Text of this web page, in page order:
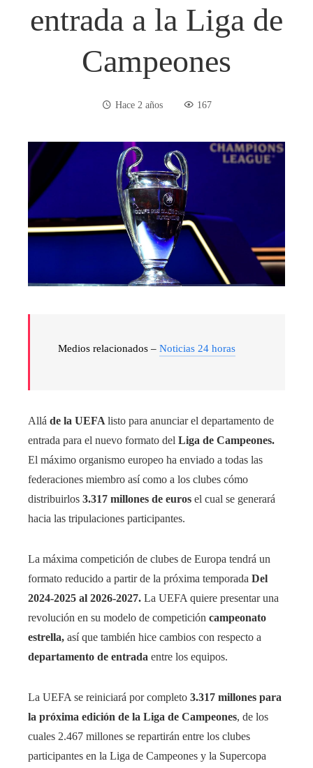
entrada a la Liga de
Campeones
Hace 2 años 167
Medios relacionados – Noticias 24 horas
Allá de la UEFA listo para anunciar el departamento de
entrada para el nuevo formato del Liga de Campeones.
El máximo organismo europeo ha enviado a todas las
federaciones miembro así como a los clubes cómo
distribuirlos 3.317 millones de euros el cual se generará
hacia las tripulaciones participantes.
La máxima competición de clubes de Europa tendrá un
formato reducido a partir de la próxima temporada Del
2024-2025 al 2026-2027. La UEFA quiere presentar una
revolución en su modelo de competición campeonato
estrella, así que también hice cambios con respecto a
departamento de entrada entre los equipos.
La UEFA se reiniciará por completo 3.317 millones para
la próxima edición de la Liga de Campeones, de los
cuales 2.467 millones se repartirán entre los clubes
participantes en la Liga de Campeones y la Supercopa